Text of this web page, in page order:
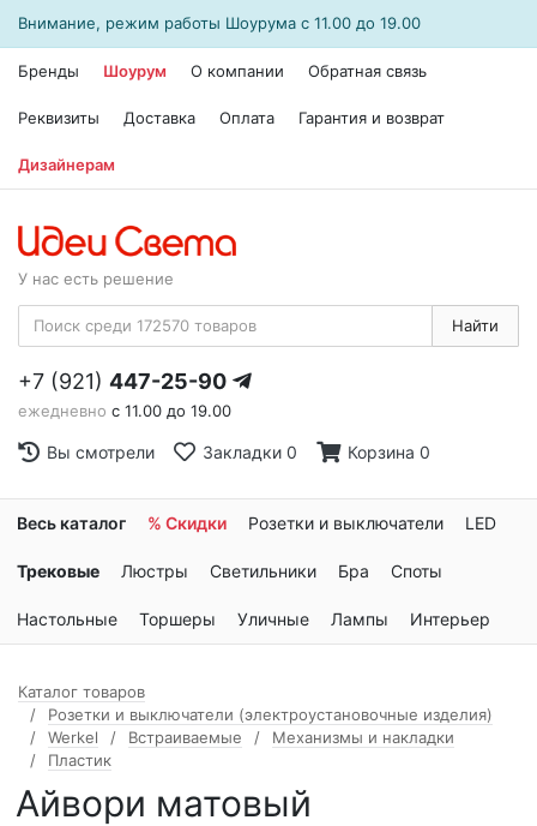
Внимание, режим работы Шоурума с 11.00 до 19.00
Бренды Шоурум О компании Обратная связь
Реквизиты Доставка Оплата Гарантия и возврат
Дизайнерам
У нас есть решение
Найти
+7 (921) 447-25-90
ежедневно с 11.00 до 19.00
Вы смотрели Закладки 0 Корзина 0
Весь каталог % Скидки Розетки и выключатели LED
Трековые Люстры Светильники Бра Споты
Настольные Торшеры Уличные Лампы Интерьер
Каталог товаров
Розетки и выключатели (электроустановочные изделия)
Werkel
Встраиваемые
Механизмы и накладки
Пластик
Айвори матовый